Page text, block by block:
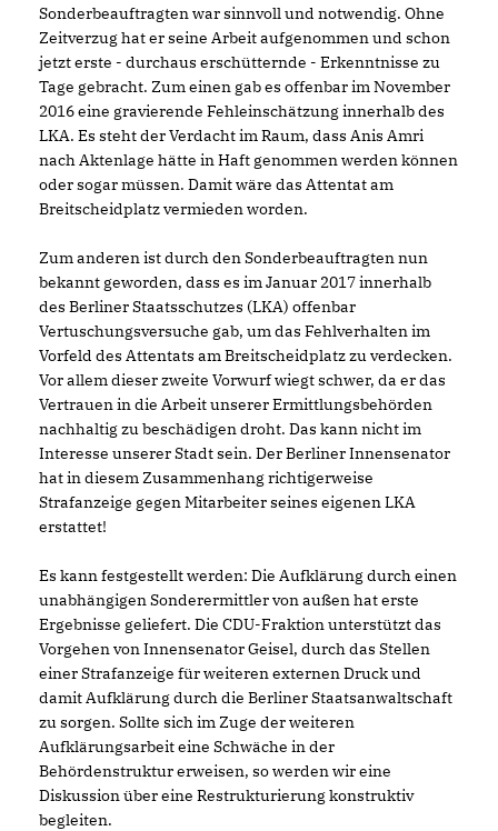
Sonderbeauftragten war sinnvoll und notwendig. Ohne
Zeitverzug hat er seine Arbeit aufgenommen und schon
jetzt erste - durchaus erschütternde - Erkenntnisse zu
Tage gebracht. Zum einen gab es offenbar im November
2016 eine gravierende Fehleinschätzung innerhalb des
LKA. Es steht der Verdacht im Raum, dass Anis Amri
nach Aktenlage hätte in Haft genommen werden können
oder sogar müssen. Damit wäre das Attentat am
Breitscheidplatz vermieden worden.
Zum anderen ist durch den Sonderbeauftragten nun
bekannt geworden, dass es im Januar 2017 innerhalb
des Berliner Staatsschutzes (LKA) offenbar
Vertuschungsversuche gab, um das Fehlverhalten im
Vorfeld des Attentats am Breitscheidplatz zu verdecken.
Vor allem dieser zweite Vorwurf wiegt schwer, da er das
Vertrauen in die Arbeit unserer Ermittlungsbehörden
nachhaltig zu beschädigen droht. Das kann nicht im
Interesse unserer Stadt sein. Der Berliner Innensenator
hat in diesem Zusammenhang richtigerweise
Strafanzeige gegen Mitarbeiter seines eigenen LKA
erstattet!
Es kann festgestellt werden: Die Aufklärung durch einen
unabhängigen Sonderermittler von außen hat erste
Ergebnisse geliefert. Die CDU-Fraktion unterstützt das
Vorgehen von Innensenator Geisel, durch das Stellen
einer Strafanzeige für weiteren externen Druck und
damit Aufklärung durch die Berliner Staatsanwaltschaft
zu sorgen. Sollte sich im Zuge der weiteren
Aufklärungsarbeit eine Schwäche in der
Behördenstruktur erweisen, so werden wir eine
Diskussion über eine Restrukturierung konstruktiv
begleiten.